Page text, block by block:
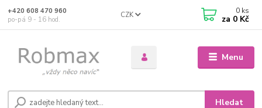
Menu
CZK
Hledat
+420 608 470 960
po-pá 9 - 16 hod.
0 ks
za 0 Kč